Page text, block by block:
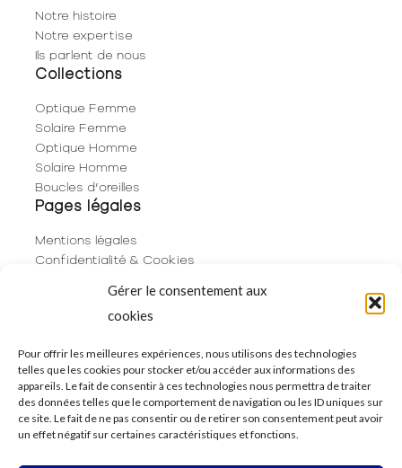
Gérer le consentement aux
cookies
Pour offrir les meilleures expériences, nous utilisons des technologies
telles que les cookies pour stocker et/ou accéder aux informations des
appareils. Le fait de consentir à ces technologies nous permettra de traiter
des données telles que le comportement de navigation ou les ID uniques sur
ce site. Le fait de ne pas consentir ou de retirer son consentement peut avoir
un effet négatif sur certaines caractéristiques et fonctions.
Notre histoire
Notre expertise
Ils parlent de nous
Collections
Optique Femme
Solaire Femme
Optique Homme
Solaire Homme
Boucles d’oreilles
Pages légales
Mentions légales
Confidentialité & Cookies
Politique de cookies (UE)
06 29 53 66 63
01 83 96 73 68
250 Rue de Rivoli
75001 Paris